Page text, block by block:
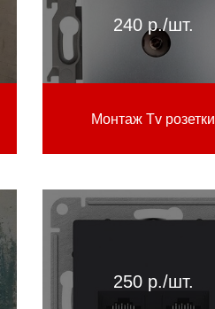
240 р./шт.
Монтаж Tv розетки
250 р./шт.